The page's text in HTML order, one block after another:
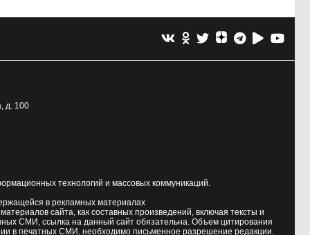
д. 100
технологий и массовых коммуникаций.
в рекламных материалах
сайта, как составных произведений, включая тексты и
СМИ, ссылка на данный сайт обязательна. Объем цитирования
в печатных СМИ, необходимо письменное разрешение редакции.